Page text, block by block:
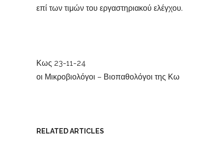
επί των τιμών του εργαστηριακού ελέγχου.
Κως 23-11-24
οι Μικροβιολόγοι – Βιοπαθολόγοι της Κω
RELATED ARTICLES